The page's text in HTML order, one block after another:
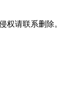
权请联系删除。